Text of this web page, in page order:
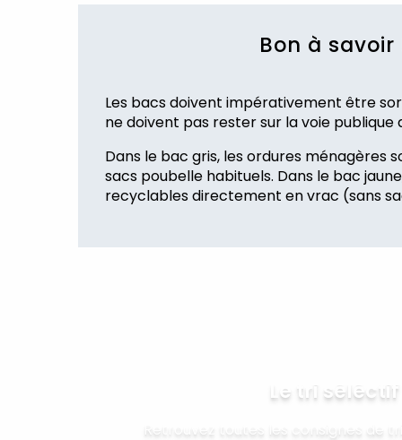
Bon à savoir
Les bacs doivent impérativement être
ne doivent pas rester sur la voie publique
Dans le bac gris, les ordures ménagères
sacs poubelle habituels. Dans le bac
recyclables directement en vrac (sans
Le tri séléctif
Retrouvez toutes les consignes de